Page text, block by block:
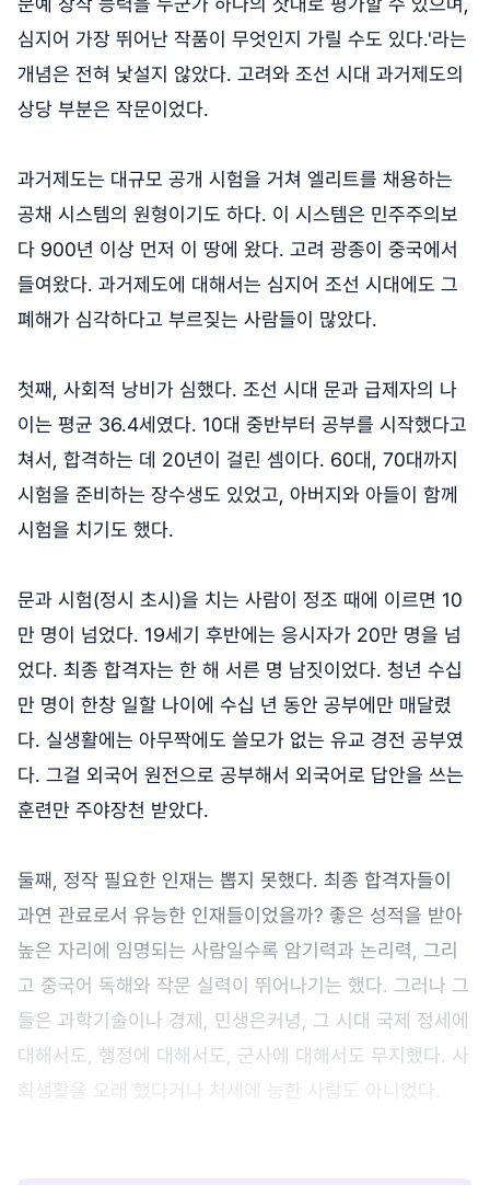
심지어 가장 뛰어난 작품이 무엇인지 가릴 수도 있다.'라는
개념은 전혀 낯설지 않았다. 고려와 조선 시대 과거제도의
상당 부분은 작문이었다.
과거제도는 대규모 공개 시험을 거쳐 엘리트를 채용하는
공채 시스템의 원형이기도 하다. 이 시스템은 민주주의보
다 900년 이상 먼저 이 땅에 왔다. 고려 광종이 중국에서
들여왔다. 과거제도에 대해서는 심지어 조선 시대에도 그
폐해가 심각하다고 부르짖는 사람들이 많았다.
첫째, 사회적 낭비가 심했다. 조선 시대 문과 급제자의 나
이는 평균 36.4세였다. 10대 중반부터 공부를 시작했다고
쳐서, 합격하는 데 20년이 걸린 셈이다. 60대, 70대까지
시험을 준비하는 장수생도 있었고, 아버지와 아들이 함께
시험을 치기도 했다.
문과 시험(정시 초시)을 치는 사람이 정조 때에 이르면 10
만 명이 넘었다. 19세기 후반에는 응시자가 20만 명을 넘
었다. 최종 합격자는 한 해 서른 명 남짓이었다. 청년 수십
만 명이 한창 일할 나이에 수십 년 동안 공부에만 매달렸
다. 실생활에는 아무짝에도 쓸모가 없는 유교 경전 공부였
다. 그걸 외국어 원전으로 공부해서 외국어로 답안을 쓰는
훈련만 주야장천 받았다.
둘째, 정작 필요한 인재는 뽑지 못했다. 최종 합격자들이
과연 관료로서 유능한 인재들이었을까? 좋은 성적을 받아
높은 자리에 임명되는 사람일수록 암기력과 논리력, 그리
고 중국어 독해와 작문 실력이 뛰어나기는 했다. 그러나 그
들은 과학기술이나 경제, 민생은커녕, 그 시대 국제 정세에
대해서도, 행정에 대해서도, 군사에 대해서도 무지했다. 사
회생활을 오래 했다거나 처세에 능한 사람도 아니었다.